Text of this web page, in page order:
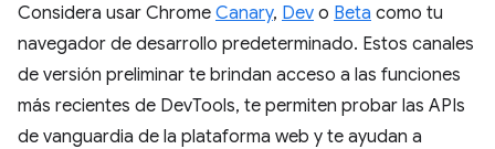
Considera usar Chrome Canary, Dev o Beta como tu
navegador de desarrollo predeterminado. Estos canales
de versión preliminar te brindan acceso a las funciones
más recientes de DevTools, te permiten probar las APIs
de vanguardia de la plataforma web y te ayudan a